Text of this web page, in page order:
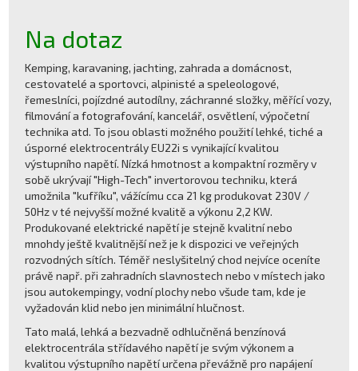
Na dotaz
Kemping, karavaning, jachting, zahrada a domácnost,
cestovatelé a sportovci, alpinisté a speleologové,
řemeslníci, pojízdné autodílny, záchranné složky, měřící vozy,
filmování a fotografování, kancelář, osvětlení, výpočetní
technika atd. To jsou oblasti možného použití lehké, tiché a
úsporné elektrocentrály EU22i s vynikající kvalitou
výstupního napětí. Nízká hmotnost a kompaktní rozměry v
sobě ukrývají "High-Tech" invertorovou techniku, která
umožnila "kufříku", vážícímu cca 21 kg produkovat 230V /
50Hz v té nejvyšší možné kvalitě a výkonu 2,2 KW.
Produkované elektrické napětí je stejně kvalitní nebo
mnohdy ještě kvalitnější než je k dispozici ve veřejných
rozvodných sítích. Téměř neslyšitelný chod nejvíce oceníte
právě např. při zahradních slavnostech nebo v místech jako
jsou autokempingy, vodní plochy nebo všude tam, kde je
vyžadován klid nebo jen minimální hlučnost.
Tato malá, lehká a bezvadně odhlučněná benzínová
elektrocentrála střídavého napětí je svým výkonem a
kvalitou výstupního napětí určena převážně pro napájení